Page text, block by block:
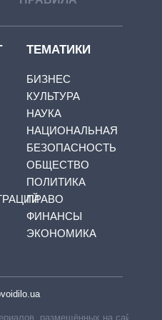
ТЕМАТИКИ
БИЗНЕС
КУЛЬТУРА
НАУКА
НАЦИОНАЛЬНАЯ
БЕЗОПАСНОСТЬ
ОБЩЕСТВО
ПОЛИТИКА
ПРАВО
ФИНАНСЫ
ЭКОНОМИКА
размещённых на сайте,